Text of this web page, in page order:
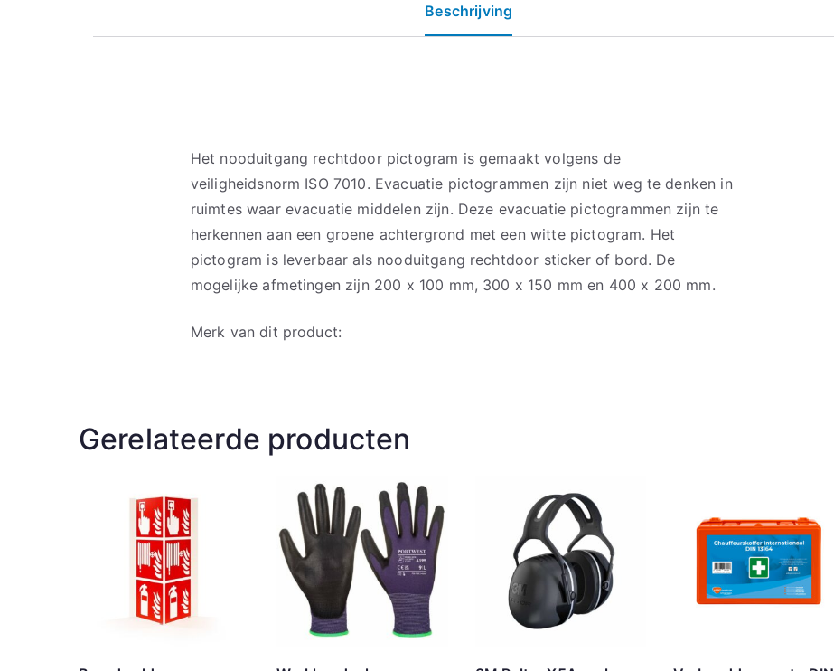
Beschrijving
Het nooduitgang rechtdoor pictogram is gemaakt volgens de
veiligheidsnorm ISO 7010. Evacuatie pictogrammen zijn niet weg te denken in
ruimtes waar evacuatie middelen zijn. Deze evacuatie pictogrammen zijn te
herkennen aan een groene achtergrond met een witte pictogram. Het
pictogram is leverbaar als nooduitgang rechtdoor sticker of bord. De
mogelijke afmetingen zijn 200 x 100 mm, 300 x 150 mm en 400 x 200 mm.
Merk van dit product:
Gerelateerde producten